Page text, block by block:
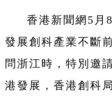
香港新聞網5
發展創科產業不斷
問浙江時，特別邀
港發展，香港創科